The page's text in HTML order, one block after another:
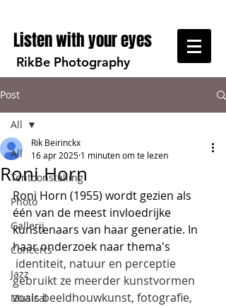
Listen with your eyes
RikBe Photography
Post
All
Tentoonstelling
Photo
Gallerij
Concerts
Jazz
Musical
All
Roni Horn
Rik Beirinckx
16 apr 2025 1 minuten om te lezen
Roni Horn (1955) wordt gezien als
één van de meest invloedrijke
kunstenaars van haar generatie. In
haar onderzoek naar thema's
identiteit, natuur en perceptie
gebruikt ze meerder kunstvormen
zoals beeldhouwkunst, fotografie,